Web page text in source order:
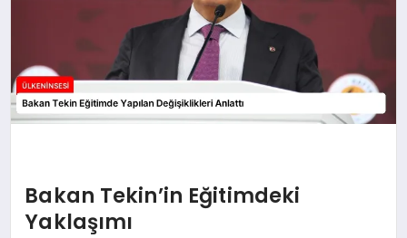
MALATYA HABERLERI
Bakan Tekin’in Eğitimdeki
Yaklaşımı